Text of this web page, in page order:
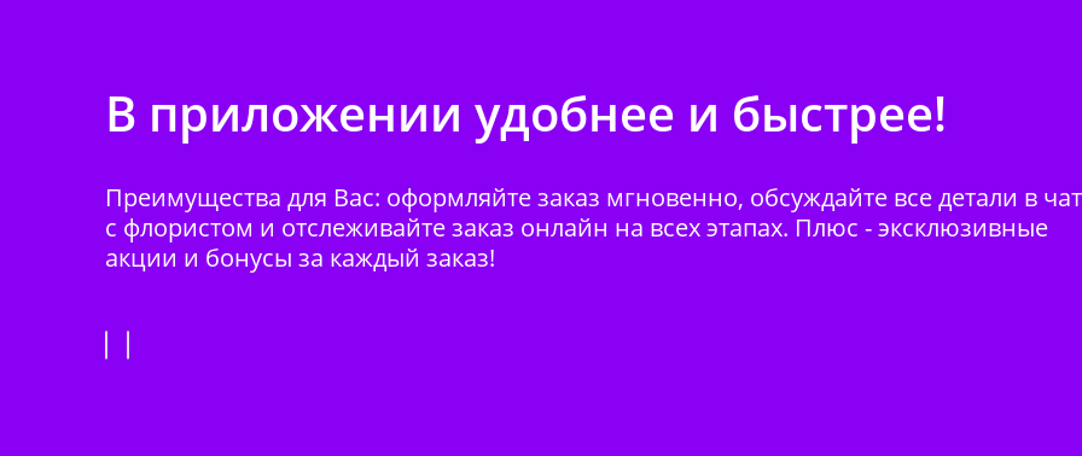
В приложении удобнее и быстрее!
Преимущества для Вас: оформляйте заказ мгновенно, обсуждайте все детали в
с флористом и отслеживайте заказ онлайн на всех этапах. Плюс - эксклюзивные
акции и бонусы за каждый заказ!